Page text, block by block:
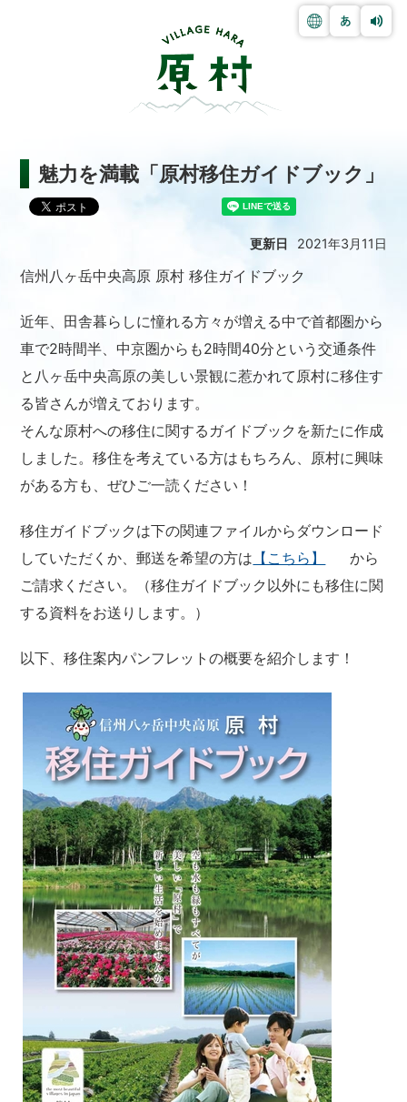
魅力を満載「原村移住ガイドブック」
更新日 2021年3月11日
信州八ヶ岳中央高原 原村 移住ガイドブック
近年、田舎暮らしに憧れる方々が増える中で首都圏から
車で2時間半、中京圏からも2時間40分という交通条件
と八ヶ岳中央高原の美しい景観に惹かれて原村に移住す
る皆さんが増えております。
そんな原村への移住に関するガイドブックを新たに作成
しました。移住を考えている方はもちろん、原村に興味
がある方も、ぜひご一読ください！
移住ガイドブックは下の関連ファイルからダウンロード
していただくか、郵送を希望の方は 【こちら】
から
ご請求ください。（移住ガイドブック以外にも移住に関
する資料をお送りします。）
以下、移住案内パンフレットの概要を紹介します！